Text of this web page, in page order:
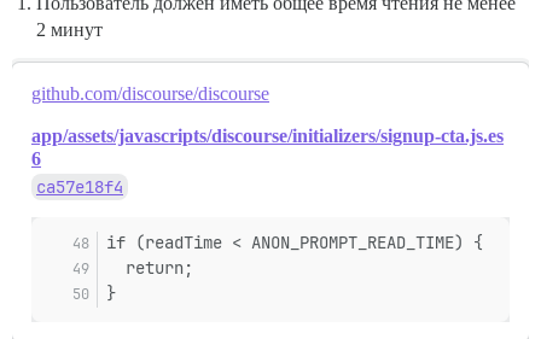
2 минут
github.com/discourse/discourse
app/assets/javascripts/discourse/initializers/signup-cta.js.es
6
ca57e18f4
if (readTime < ANON_PROMPT_READ_TIME) {
  return;
}